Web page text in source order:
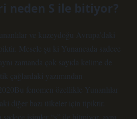
neden S ile bitiyor?
ve kuzeydoğu Avrupa’daki
Mesele şu ki Yunancada sadece
zamanda çok sayıda kelime de
çağlardaki yazımından
fenomen özellikle Yunanlılar
diğer bazı ülkeler için tipiktir.
isimler “s” ile bitmiyor, aynı